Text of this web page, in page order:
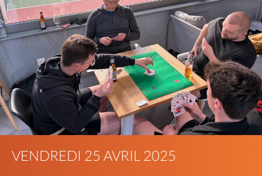
VENDREDI 25 AVRIL 2025